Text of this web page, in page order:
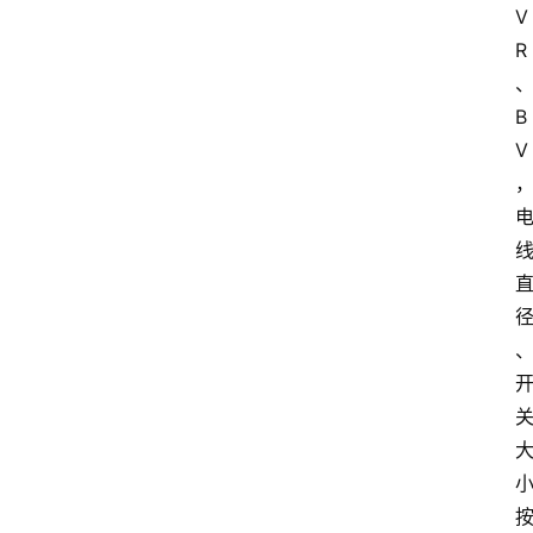
V
R
、
B
V
，
电
线
直
径
、
开
关
大
小
按